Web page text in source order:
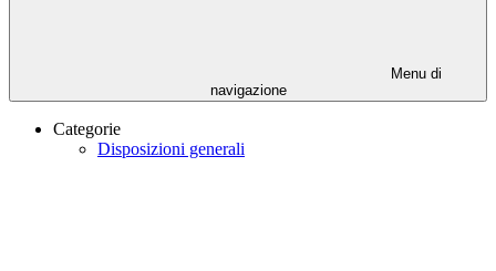
Menu di
navigazione
Categorie
Disposizioni generali